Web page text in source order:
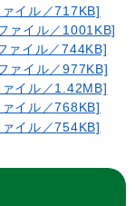
イル／717KB]
ァイル／1001KB]
ァイル／744KB]
ァイル／977KB]
イル／1.42MB]
イル／768KB]
イル／754KB]